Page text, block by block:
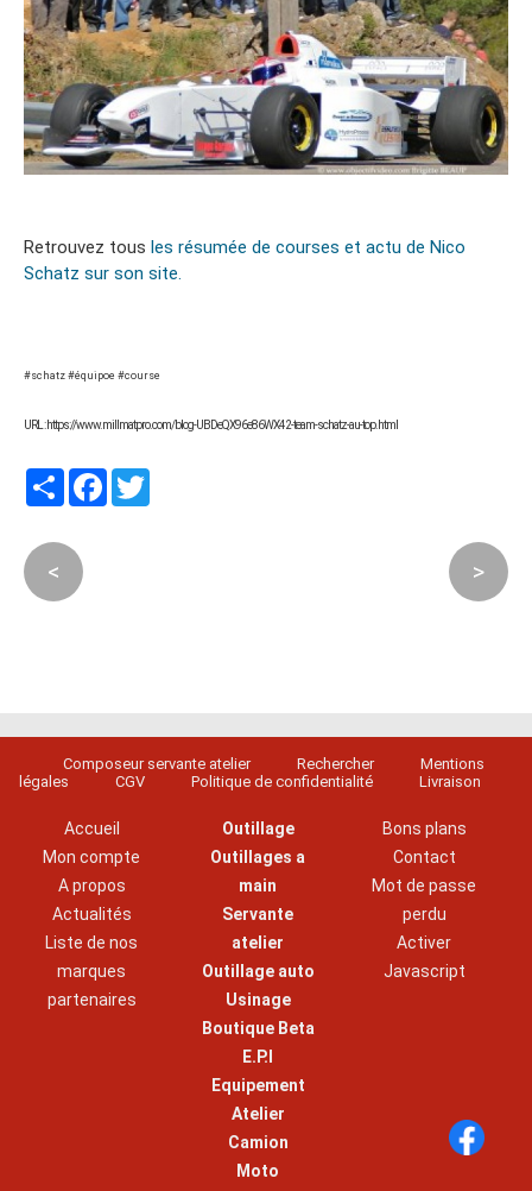
Retrouvez tous les résumée de courses et actu de Nico
Schatz sur son site.
#schatz #équipoe #course
URL : https://www.millmatpro.com/blog-UBDeQX96e86WX42-team-schatz-au-top.html
PartagerFacebook
< >
Composeur servante atelier Rechercher
Mentions
légales
CGV Politique de confidentialité Livraison
Accueil
Mon compte
A propos
Actualités
Liste de nos
marques
partenaires
Outillage
Outillages a
main
Servante
atelier
Outillage auto
Usinage
Boutique Beta
E.P.I
Equipement
Atelier
Camion
Moto
Bons plans
Contact
Mot de passe
perdu
Activer
Javascript